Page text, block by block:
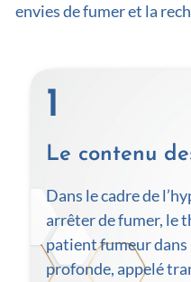
envies de fumer et la
1
Le contenu
Dans le cadre de
arrêter de fumer, le
patient fumeur
profonde, appelé